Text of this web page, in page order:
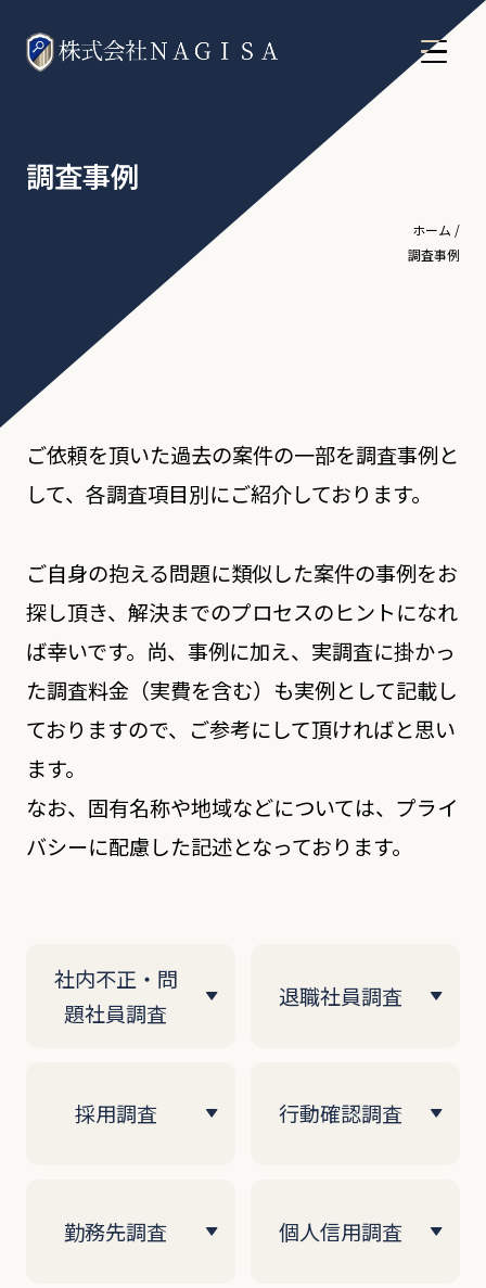
調査事例
ホーム /
調査事例
ご依頼を頂いた過去の案件の一部を調査事例と
して、各調査項目別にご紹介しております。
ご自身の抱える問題に類似した案件の事例をお
探し頂き、解決までのプロセスのヒントになれ
ば幸いです。尚、事例に加え、実調査に掛かっ
た調査料金（実費を含む）も実例として記載し
ておりますので、ご参考にして頂ければと思い
ます。
なお、固有名称や地域などについては、プライ
バシーに配慮した記述となっております。
社内不正・問
題社員調査
退職社員調査
採用調査 行動確認調査
勤務先調査 個人信用調査